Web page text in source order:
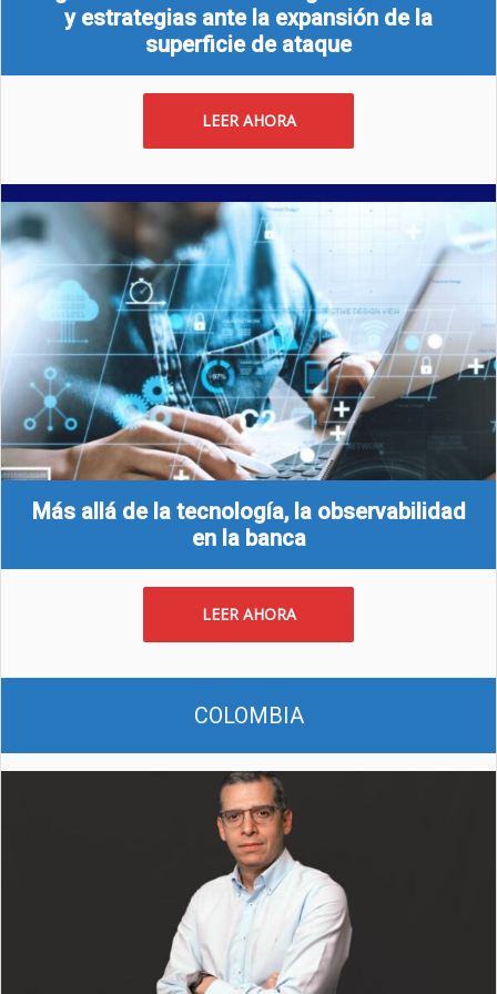
y estrategias ante la expansión de la
superficie de ataque
LEER AHORA
Más allá de la tecnología, la observabilidad
en la banca
LEER AHORA
COLOMBIA